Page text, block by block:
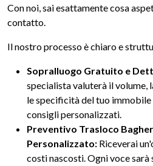
Con noi, sai esattamente cosa
contatto.
Il nostro processo è chiaro e
Sopralluogo Gratuito e
specialista valuterà il
le specificità del tuo
consigli personalizzati.
Preventivo Trasloco
Personalizzato: Riceverai
costi nascosti. Ogni voce